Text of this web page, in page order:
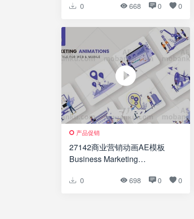
0 668 0 0
产品促销
27142商业营销动画AE模板
Business Marketing
0 698 0 0